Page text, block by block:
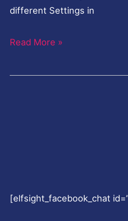
different Settings in
Read More »
[elfsight_facebook_chat